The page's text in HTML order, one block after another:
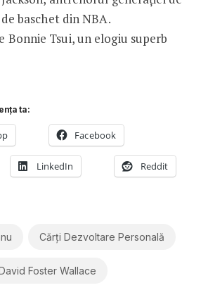
baschet din NBA.
Bonnie Tsui, un elogiu superb
ta:
Facebook
LinkedIn Reddit
Cărți Dezvoltare Personală
Foster Wallace